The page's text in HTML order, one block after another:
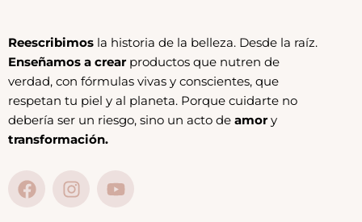
Reescribimos la historia de la belleza. Desde la raíz.
Enseñamos a crearproductos que nutren de
verdad, con fórmulas vivas y conscientes, que
respetan tu piel y al planeta. Porque cuidarte no
debería ser un riesgo, sino un acto de amory
transformación.
F
a
I
n
Y
o